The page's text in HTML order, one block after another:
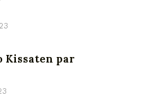
Kissaten par